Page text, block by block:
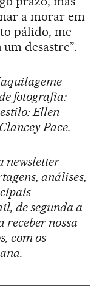
a morar em
pálido, me
desastre”.
fotografia:
Ellen
Pace.
newsletter
análises,
de segunda a
receber nossa
com os